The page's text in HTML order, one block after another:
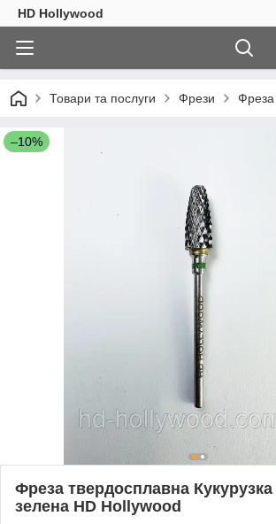
HD Hollywood
Товари та послуги Фрези Фреза
–10%
Фреза твердосплавна
зелена HD Hollywood